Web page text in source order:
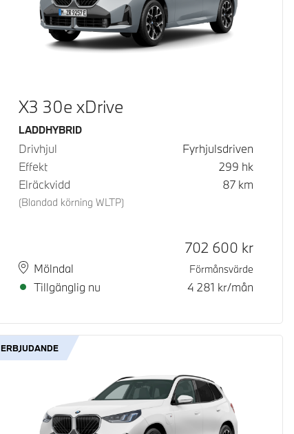
X3 30e xDrive
Bränsle
LADDHYBRID
Drivhjul
Fyrhjulsdriven
Effekt
299 hk
Elräckvidd
(Blandad körning WLTP)
87 km
PlatsMölndal
Leveranstid
Tillgänglig nu
Kontantpris
702 600 kr
Förmånsvärde
4 281 kr/mån
ERBJUDANDE